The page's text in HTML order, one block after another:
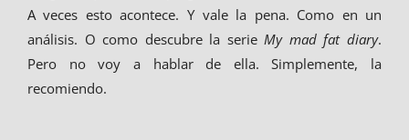
A veces esto acontece. Y vale la pena. Como en un
análisis. O como descubre la serieMy mad fat diary.
Pero no voy a hablar de ella. Simplemente, la
recomiendo.